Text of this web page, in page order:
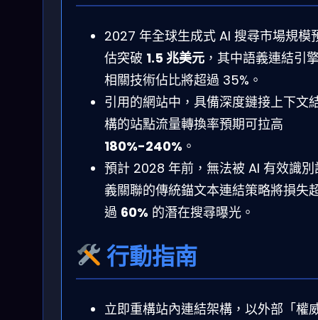
2027 年全球生成式 AI 搜尋市場規模
估突破 1.5 兆美元 ，其中語義連結引
相關技術佔比將超過 35%。
引用的網站中，具備深度鏈接上下文
構的站點流量轉換率預期可拉高
180%-240% 。
預計 2028 年前，無法被 AI 有效識別
義關聯的傳統錨文本連結策略將損失
過 60% 的潛在搜尋曝光。
行動指南
立即重構站內連結架構，以外部「權